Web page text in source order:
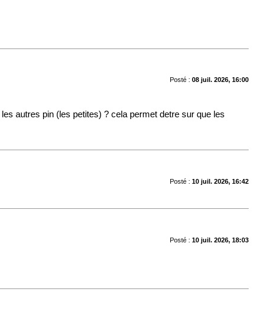
Posté : 08 juil. 2026, 16:00
autres pin (les petites) ? cela permet detre sur que les
Posté : 10 juil. 2026, 16:42
Posté : 10 juil. 2026, 18:03